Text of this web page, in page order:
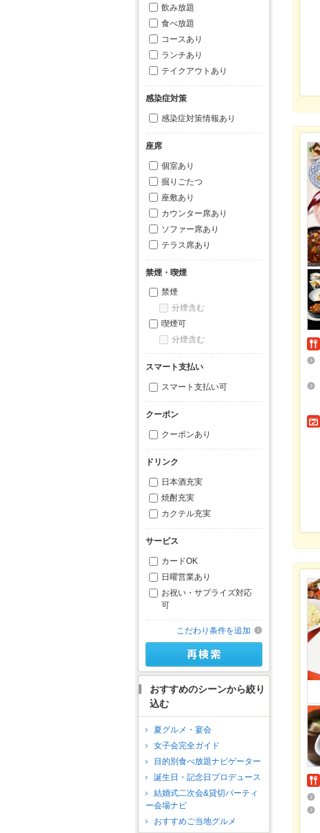
飲み放題
食べ放題
コースあり
ランチあり
テイクアウトあり
感染症対策
感染症対策情報あり
座席
個室あり
掘りごたつ
座敷あり
カウンター席あり
ソファー席あり
テラス席あり
禁煙・喫煙
禁煙
分煙含む
喫煙可
分煙含む
スマート支払い
スマート支払い可
クーポン
クーポンあり
ドリンク
日本酒充実
焼酎充実
カクテル充実
サービス
カードOK
日曜営業あり
お祝い・サプライズ対応
可
こだわり条件を追加
おすすめのシーンから絞り
込む
夏グルメ・宴会
女子会完全ガイド
目的別食べ放題ナビゲーター
誕生日・記念日プロデュース
結婚式二次会&貸切パーティ
ー会場ナビ
おすすめご当地グルメ